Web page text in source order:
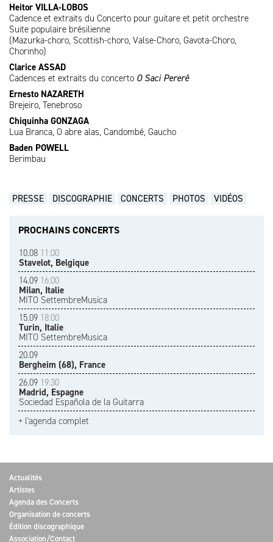
Heitor VILLA-LOBOS
Cadence et extraits du Concerto pour guitare et petit orchestre
Suite populaire brésilienne
(Mazurka-choro, Scottish-choro, Valse-Choro, Gavota-Choro,
Chorinho)
Clarice ASSAD
Cadences et extraits du concerto O Saci Pererê
Ernesto NAZARETH
Brejeiro, Tenebroso
Chiquinha GONZAGA
Lua Branca, O abre alas, Candombé, Gaucho
Baden POWELL
Berimbau
PRESSE DISCOGRAPHIE CONCERTS PHOTOS VIDÉOS
PROCHAINS CONCERTS
10.08 11:00
Stavelot, Belgique
14.09 16:00
Milan, Italie
MITO SettembreMusica
15.09 18:00
Turin, Italie
MITO SettembreMusica
20.09
Bergheim (68), France
26.09 19:30
Madrid, Espagne
Sociedad Española de la Guitarra
+ l'agenda complet
Actualités
Artistes
Agenda des Concerts
Organisation de concerts
Édition discographique
Association/Contact